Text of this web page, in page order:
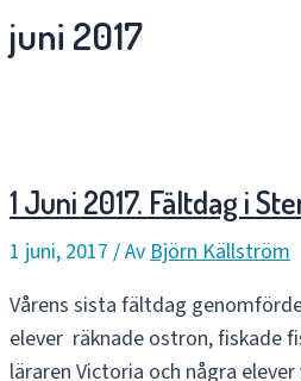
juni 2017
1 Juni 2017. Fältdag i
1 juni, 2017 / Av Björn Källström
Vårens sista fältdag
elever räknade ostron, fiskade
läraren Victoria och några